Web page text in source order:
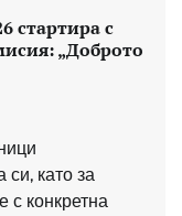
стартира с
„Доброто
като за
с конкретна